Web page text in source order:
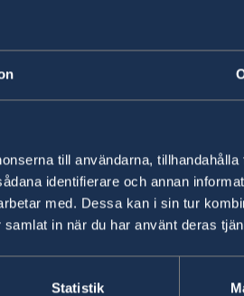
till användarna, tillhandahålla
identifierare och annan
med. Dessa kan i sin tur
in när du har använt deras
Statistik
konsulaatit